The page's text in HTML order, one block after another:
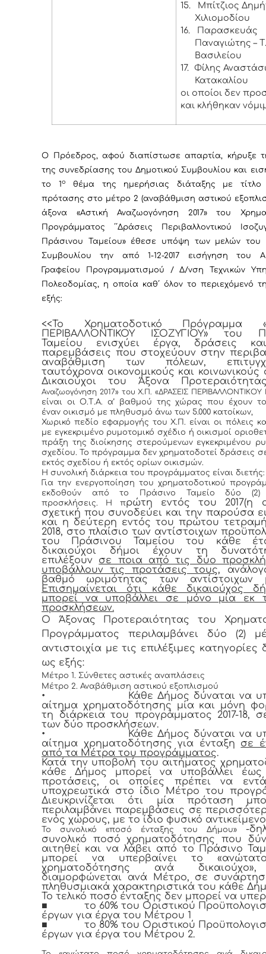
15.
Μπίτζιος
Χιλιομοδίου
16.
Παρασκευάς
Παναγιώτης –
Βασιλείου
17. Φίλης
Κατακαλίου
οι οποίοι δεν
και κλήθηκαν
Ο Πρόεδρος, αφού διαπίστωσε απαρτία, κήρυξε
της συνεδρίασης του Δημοτικού Συμβουλίου και
το 1ο
θέμα της ημερήσιας διάταξης με τίτλο
πρότασης στο μέτρο 2 (αναβάθμιση αστικού
άξονα «Αστική Αναζωογόνηση 2017» του
Προγράμματος ΄΄Δράσεις Περιβαλλοντικού
Πράσινου Ταμείου» έθεσε υπόψη των μελών του
Συμβουλίου
την από 1-12-2017 εισήγηση του
Γραφείου Προγραμματισμού / Δ/νση Τεχνικών
Πολεοδομίας, η οποία καθ΄ όλον το περιεχόμενό
εξής:
<<Το Χρηματοδοτικό Πρόγραμμα
ΠΕΡΙΒΑΛΛΟΝΤΙΚΟΥ ΙΣΟΖΥΓΙΟΥ» του
Ταμείου ενισχύει έργα, δράσεις
παρεμβάσεις που στοχεύουν στην
αναβάθμιση των πόλεων,
ταυτόχρονα οικονομικούς και κοινωνικούς
Δικαιούχοι του Άξονα
Αναζωογόνηση 2017» του Χ.Π. «ΔΡΑΣΕΙΣ ΠΕΡΙΒΑΛΛΟΝΤΙΚΟΥ
είναι οι Ο.Τ.Α. α’ βαθμού της χώρας που έχουν
έναν οικισμό με πληθυσμό άνω των 5.000 κατοίκων,
Χωρικό πεδίο εφαρμογής του Χ.Π. είναι οι πόλεις
με εγκεκριμένο ρυμοτομικό σχέδιο ή οικισμοί
πράξη της διοίκησης στερούμενων εγκεκριμένου
σχεδίου.Το πρόγραμμα δεν χρηματοδοτεί δράσεις
εκτός σχεδίου ή εκτός ορίων οικισμών.
Η συνολική διάρκεια του προγράμματος είναι διετής:
Για την ενεργοποίηση του χρηματοδοτικού
εκδοθούν από το Πράσινο Ταμείο δύο (2)
προσκλήσεις. Η πρώτη εντός του 2017(η
σχετική που συνοδεύει και την παρούσα
και η δεύτερη εντός του πρώτου
2018, στο πλαίσιο των αντίστοιχων
του Πράσινου Ταμείου του κάθε
δικαιούχοι δήμοι έχουν τη
επιλέξουν σε ποια από τις δύο
υποβάλλουν τις προτάσεις τους,
βαθμό ωριμότητας των αντίστοιχων
Επισημαίνεται ότι κάθε δικαιούχος
μπορεί να υποβάλλει σε μόνο μία εκ
προσκλήσεων.
Ο Άξονας Προτεραιότητας του
Προγράμματος περιλαμβάνει δύο (2)
αντιστοιχία με τις επιλέξιμες
ως εξής:
Μέτρο 1. Σύνθετες αστικές αναπλάσεις
Μέτρο 2. Αναβάθμιση αστικού εξοπλισμού
•
Κάθε Δήμος δύναται να
αίτημα χρηματοδότησης μία και μόνη
τη διάρκεια του προγράμματος 2017-18,
των δύο προσκλήσεων.
•
Κάθε Δήμος δύναται να
αίτημα χρηματοδότησης για ένταξη σε
από τα Μέτρα του προγράμματος.
Κατά την υποβολή του αιτήματος
κάθε Δήμος μπορεί να υποβάλλει
προτάσεις, οι οποίες πρέπει να
υποχρεωτικά στο ίδιο Μέτρο του
Διευκρινίζεται ότι μία πρόταση
περιλαμβάνει παρεμβάσεις σε
ενός χώρους, με το ίδιο φυσικό
Το συνολικό «ποσό ένταξης του Δήμου» -
συνολικό ποσό χρηματοδότησης που
αιτηθεί και να λάβει από το Πράσινο
μπορεί να υπερβαίνει το
χρηματοδότησης ανά
διαμορφώνεται ανά Μέτρο, σε
πληθυσμιακά χαρακτηριστικά του κάθε
Το τελικό ποσό ένταξης δεν μπορεί να
■
το 60% του Οριστικού
έργων για έργα του Μέτρου 1
■
το 80% του Οριστικού
έργων για έργα του Μέτρου 2.